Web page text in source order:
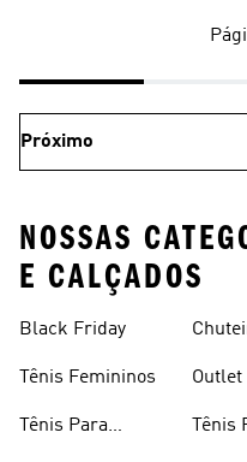
Próximo
NOSSAS
E CALÇADOS
Black Friday
Tênis Femininos
Tênis Para
Outlet